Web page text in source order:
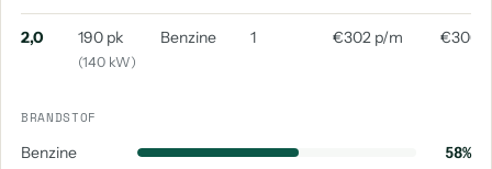
2,0 190 pk
(140 kW)
Benzine 1 €302 p/m €306
BRANDSTOF
Benzine
58%